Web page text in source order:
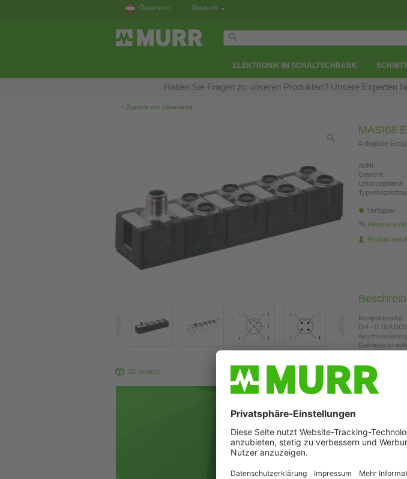
Österreich Deutsch
ELEKTRONIK IM SCHALTSCHRANK
Haben Sie Fragen zu unseren Produkten? Unsere Experten
‹ Zurück zur Übersicht
3D-Ansicht Abbildung ähnlich
MASI68
4 digitale
ArtNr.:
Gewicht:
Ursprungsland:
Verfügbar
Finde eine
Produkt
Kompaktmodul
DI4 - 0.19 A
Gehäuse ist
Produkt